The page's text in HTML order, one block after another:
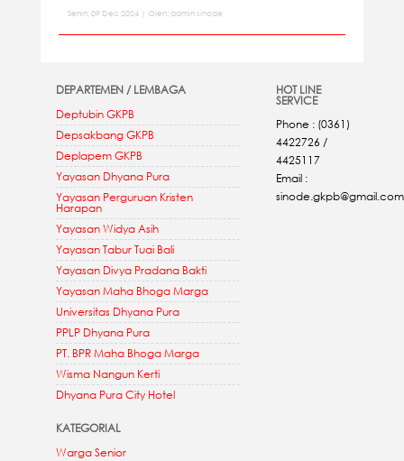
Senin, 09 Dec 2024 | Oleh: admin sinode
DEPARTEMEN / LEMBAGA
Deptubin GKPB
Depsakbang GKPB
Deplapem GKPB
Yayasan Dhyana Pura
Yayasan Perguruan Kristen
Harapan
Yayasan Widya Asih
Yayasan Tabur Tuai Bali
Yayasan Divya Pradana Bakti
Yayasan Maha Bhoga Marga
Universitas Dhyana Pura
PPLP Dhyana Pura
PT. BPR Maha Bhoga Marga
Wisma Nangun Kerti
Dhyana Pura City Hotel
KATEGORIAL
Warga Senior
HOT LINE
SERVICE
Phone : (0361)
4422726 /
4425117
Email :
sinode.gkpb@gmail.com